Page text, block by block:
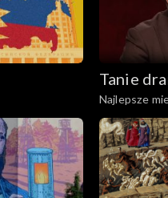
Tanie
Najlepsze